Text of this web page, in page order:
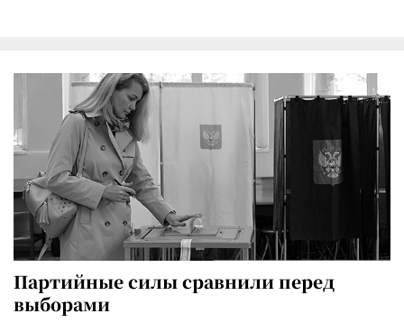
Партийные силы сравнили перед
выборами